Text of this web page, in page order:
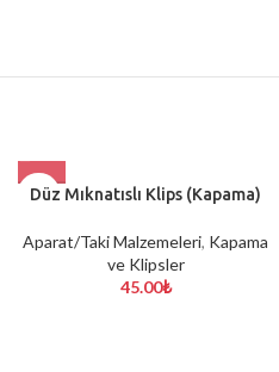
Düz Mıknatıslı Klips (Kapama)
Aparat/Taki Malzemeleri, Kapama
ve Klipsler
45.00₺